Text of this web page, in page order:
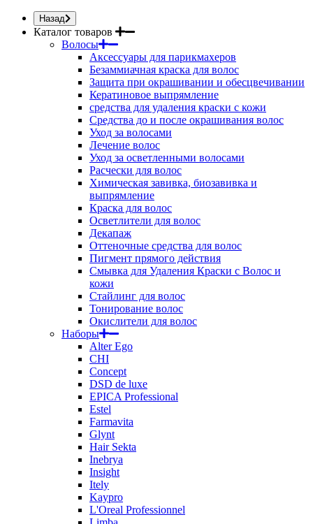
Назад
Каталог товаров
Волосы
Аксессуары для парикмахеров
Безаммиачная краска для волос
Защита при окрашивании и обесцвечивании
Кератиновое выпрямление
средства для удаления краски с кожи
Средства до и после окрашивания волос
Уход за волосами
Лечение волос
Уход за осветленными волосами
Расчески для волос
Химическая завивка, биозавивка и
выпрямление
Краска для волос
Осветлители для волос
Декапаж
Оттеночные средства для волос
Пигмент прямого действия
Смывка для Удаления Краски с Волос и
кожи
Стайлинг для волос
Тонирование волос
Окислители для волос
Наборы
Alter Ego
CHI
Concept
DSD de luxe
EPICA Professional
Estel
Farmavita
Glynt
Hair Sekta
Inebrya
Insight
Itely
Kaypro
L'Oreal Professionnel